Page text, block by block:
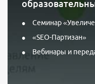
Семинар
«SEO-Партизан»
Вебинары и